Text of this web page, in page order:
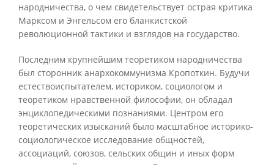
народничества, о чем свидетельствует острая критика
Марксом и Энгельсом его бланкистской
революционной тактики и взглядов на государство.
Последним крупнейшим теоретиком народничества
был сторонник анархокоммунизма Кропоткин. Будучи
естествоиспытателем, историком, социологом и
теоретиком нравственной философии, он обладал
энциклопедическими познаниями. Центром его
теоретических изысканий было масштабное историко-
социологическое исследование общностей,
ассоциаций, союзов, сельских общин и иных форм